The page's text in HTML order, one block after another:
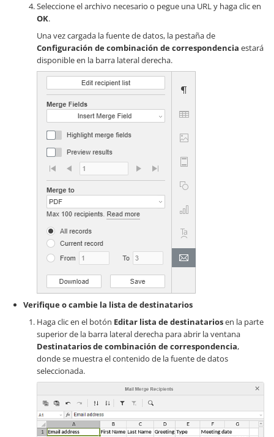
Seleccione el archivo necesario o pegue una URL y haga clic en
OK.
Una vez cargada la fuente de datos, la pestaña de
Configuración de combinación de correspondencia estará
disponible en la barra lateral derecha.
Verifique o cambie la lista de destinatarios
Haga clic en el botón Editar lista de destinatariosen la parte
superior de la barra lateral derecha para abrir la ventana
Destinatarios de combinación de correspondencia,
donde se muestra el contenido de la fuente de datos
seleccionada.